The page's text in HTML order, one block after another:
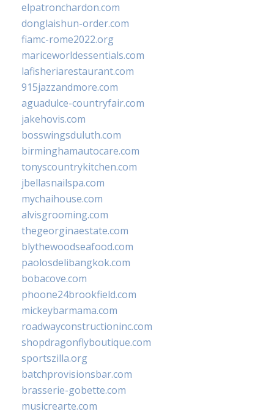
elpatronchardon.com
donglaishun-order.com
fiamc-rome2022.org
mariceworldessentials.com
lafisheriarestaurant.com
915jazzandmore.com
aguadulce-countryfair.com
jakehovis.com
bosswingsduluth.com
birminghamautocare.com
tonyscountrykitchen.com
jbellasnailspa.com
mychaihouse.com
alvisgrooming.com
thegeorginaestate.com
blythewoodseafood.com
paolosdelibangkok.com
bobacove.com
phoone24brookfield.com
mickeybarmama.com
roadwayconstructioninc.com
shopdragonflyboutique.com
sportszilla.org
batchprovisionsbar.com
brasserie-gobette.com
musicrearte.com